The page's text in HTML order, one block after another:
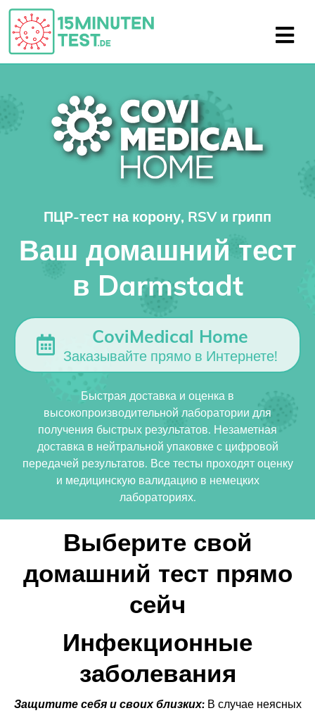
ПЦР-тест на корону, RSV и грипп
Ваш домашний тест
в Darmstadt
CoviMedical Home
Заказывайте прямо в Интернете!
Быстрая доставка и оценка в
высокопроизводительной лаборатории для
получения быстрых результатов. Незаметная
доставка в нейтральной упаковке с цифровой
передачей результатов. Все тесты проходят оценку
и медицинскую валидацию в немецких
лабораториях.
Выберите свой
домашний тест прямо
сейч
Инфекционные
заболевания
Защитите себя и своих близких:В случае неясных